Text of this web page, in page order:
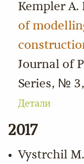
Kempler A.
of
Journal of
Series, № 3,
Детали
2017
Vystrchil